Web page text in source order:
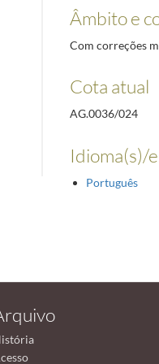
Âmbito e
Com correções
Cota atual
AG.0036/024
Idioma(s)/
Português